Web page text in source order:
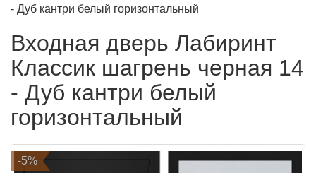
- Дуб кантри белый горизонтальный
Входная дверь Лабиринт
Классик шагрень черная 14
- Дуб кантри белый
горизонтальный
-5%